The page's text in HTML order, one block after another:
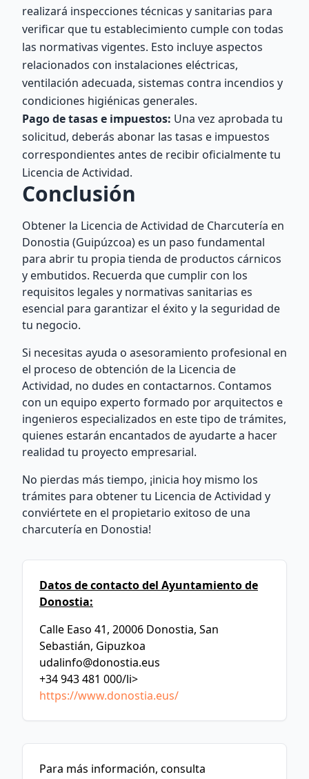
realizará inspecciones técnicas y sanitarias para
verificar que tu establecimiento cumple con todas
las normativas vigentes. Esto incluye aspectos
relacionados con instalaciones eléctricas,
ventilación adecuada, sistemas contra incendios y
condiciones higiénicas generales.
Pago de tasas e impuestos: Una vez aprobada tu
solicitud, deberás abonar las tasas e impuestos
correspondientes antes de recibir oficialmente tu
Licencia de Actividad.
Conclusión
Obtener la Licencia de Actividad de Charcutería en
Donostia (Guipúzcoa) es un paso fundamental
para abrir tu propia tienda de productos cárnicos
y embutidos. Recuerda que cumplir con los
requisitos legales y normativas sanitarias es
esencial para garantizar el éxito y la seguridad de
tu negocio.
Si necesitas ayuda o asesoramiento profesional en
el proceso de obtención de la Licencia de
Actividad, no dudes en contactarnos. Contamos
con un equipo experto formado por arquitectos e
ingenieros especializados en este tipo de trámites,
quienes estarán encantados de ayudarte a hacer
realidad tu proyecto empresarial.
No pierdas más tiempo, ¡inicia hoy mismo los
trámites para obtener tu Licencia de Actividad y
conviértete en el propietario exitoso de una
charcutería en Donostia!
Datos de contacto del Ayuntamiento de
Donostia:
Calle Easo 41, 20006 Donostia, San
Sebastián, Gipuzkoa
udalinfo@donostia.eus
+34 943 481 000/li>
https://www.donostia.eus/
Para más información, consulta